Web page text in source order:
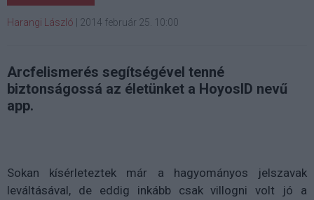
Harangi László 2014 február 25. 10:00
Arcfelismerés segítségével tenné
biztonságossá az életünket a HoyosID nevű
app.
Sokan kísérleteztek már a hagyományos jelszavak
leváltásával, de eddig inkább csak villogni volt jó a